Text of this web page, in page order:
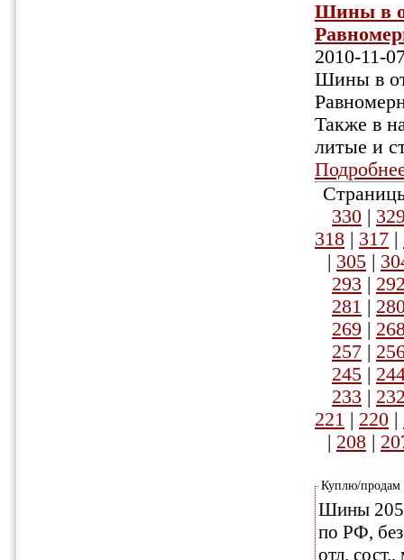
Шины в
2010-11-
Шины в
Также в
литые и
330 |
318 | 317 |
| 305 |
293 |
281 |
269 |
257 |
245 |
233 |
221 | 220 |
| 208 |
Куплю/
Шины 205/
по РФ,
отл.